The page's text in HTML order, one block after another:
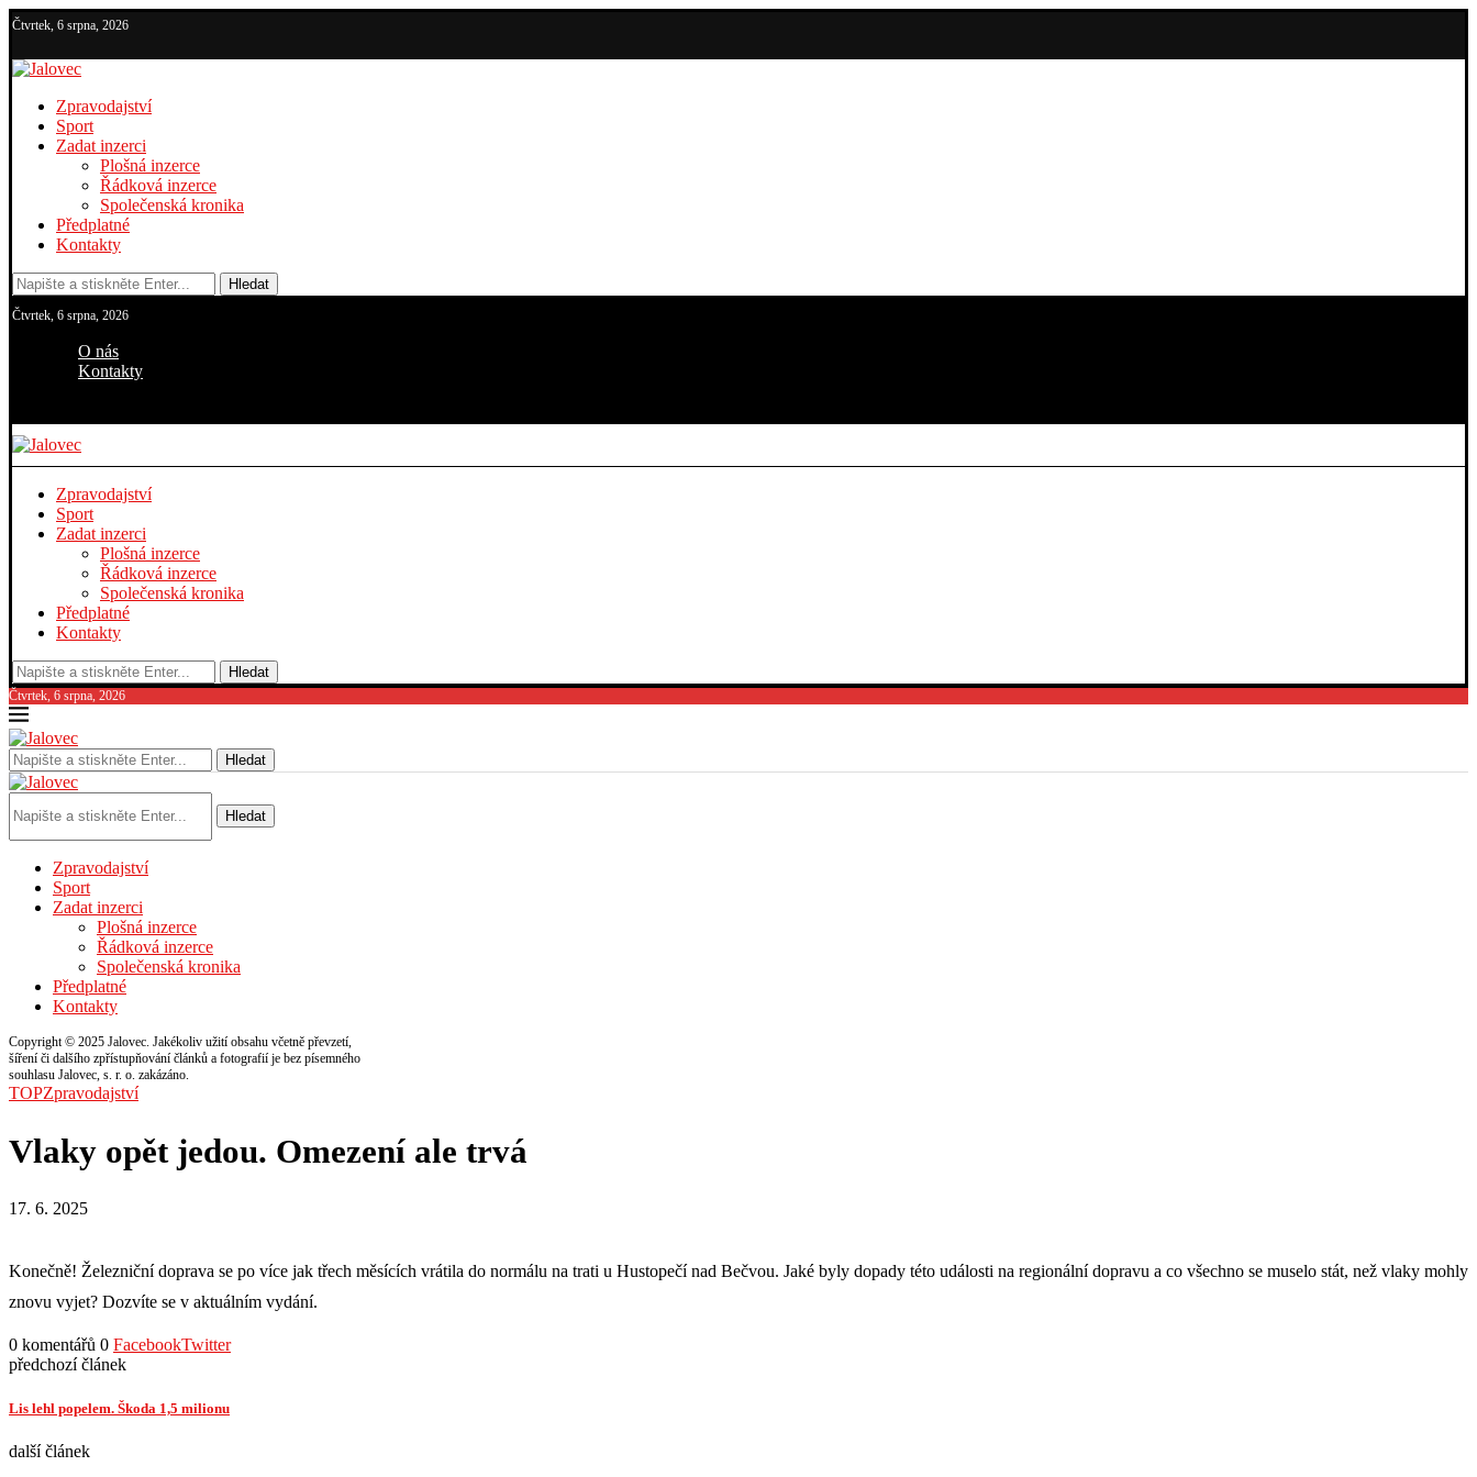
Čtvrtek, 6 srpna, 2026
Zpravodajství
Sport
Zadat inzerci
Plošná inzerce
Řádková inzerce
Společenská kronika
Předplatné
Kontakty
Hledat
Čtvrtek, 6 srpna, 2026
O nás
Kontakty
Zpravodajství
Sport
Zadat inzerci
Plošná inzerce
Řádková inzerce
Společenská kronika
Předplatné
Kontakty
Hledat
Čtvrtek, 6 srpna, 2026
Hledat
Hledat
Zpravodajství
Sport
Zadat inzerci
Plošná inzerce
Řádková inzerce
Společenská kronika
Předplatné
Kontakty
Copyright © 2025 Jalovec. Jakékoliv užití obsahu včetně převzetí,
šíření či dalšího zpřístupňování článků a fotografií je bez písemného
souhlasu Jalovec, s. r. o. zakázáno.
TOPZpravodajství
Vlaky opět jedou. Omezení ale trvá
17. 6. 2025
Konečně! Železniční doprava se po více jak třech měsících vrátila do normálu na trati u Hustopečí nad Bečvou. Jaké byly dopady této události na regionální dopravu a co všechno se muselo stát, než vlaky mohly
znovu vyjet? Dozvíte se v aktuálním vydání.
0 komentářů 0 FacebookTwitter
předchozí článek
Lis lehl popelem. Škoda 1,5 milionu
další článek